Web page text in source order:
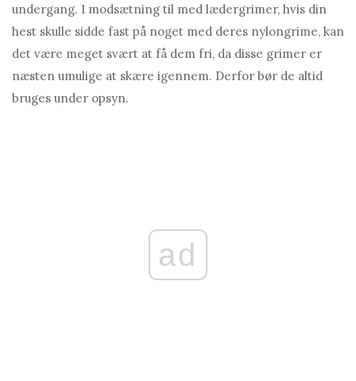
undergang. I modsætning til med lædergrimer, hvis din
hest skulle sidde fast på noget med deres nylongrime, kan
det være meget svært at få dem fri, da disse grimer er
næsten umulige at skære igennem. Derfor bør de altid
bruges under opsyn.
ad